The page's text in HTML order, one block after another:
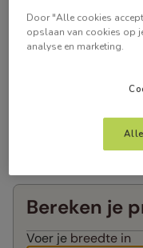
Bereken je
Voer je breedte in
Door "Alle cookies
opslaan van cookies op
analyse en marketing.